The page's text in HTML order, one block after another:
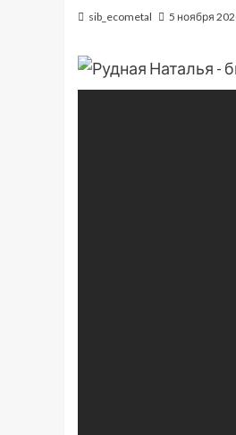
sib_ecometal 5 ноября